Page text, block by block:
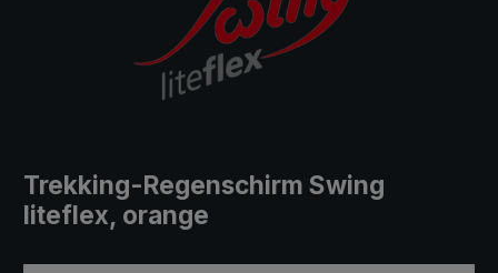
Trekking-Regenschirm Swing
liteflex, orange